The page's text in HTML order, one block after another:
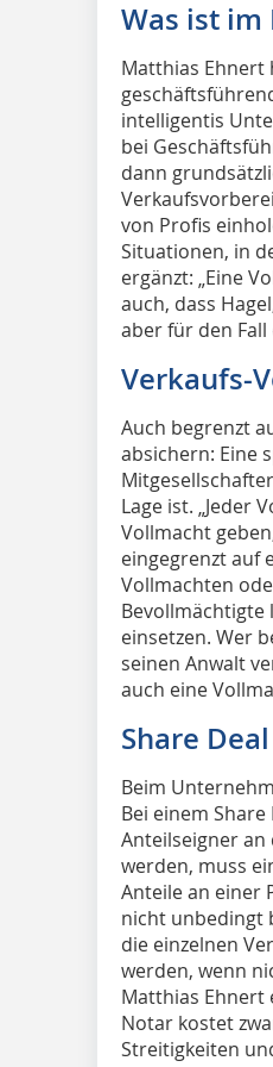
Was ist im
Matthias Ehnert
intelligentis
bei
dann
von Profis
Situationen, in
ergänzt: „Eine
auch, dass
aber für den Fall
Verkaufs-
Auch begrenzt
absichern: Eine
Lage ist. „Jeder
Vollmacht
eingegrenzt auf
Vollmachten
Bevollmächtigte
einsetzen. Wer
seinen Anwalt
auch eine
Share
Beim
Bei einem
Anteilseigner an
werden, muss
Anteile an einer
nicht unbedingt
die einzelnen
werden, wenn
Matthias Ehnert
Notar kostet
Streitigkeiten